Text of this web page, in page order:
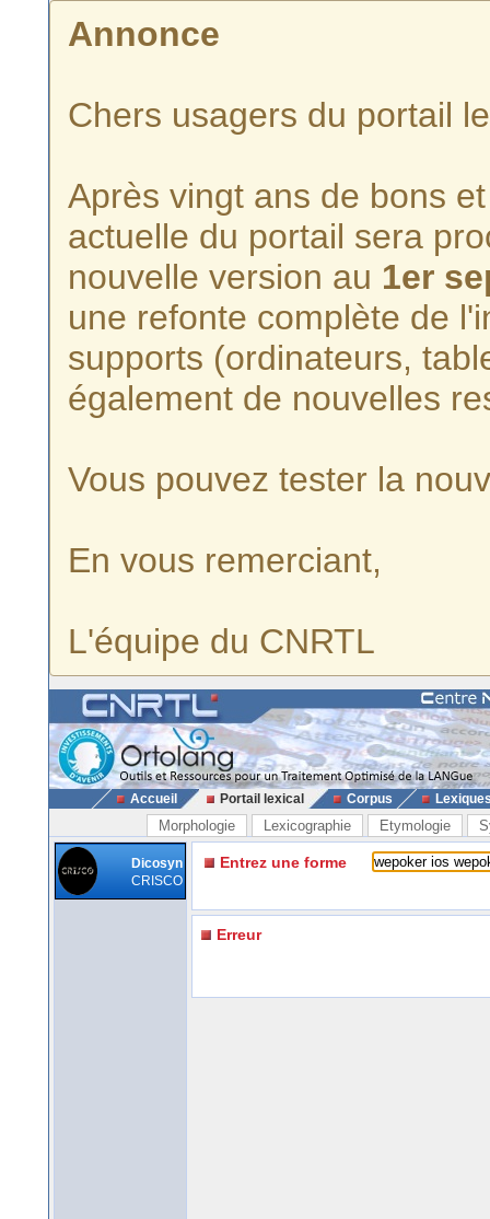
Annonce
Chers usagers du portail
Après vingt ans de bons
actuelle du portail sera
nouvelle version au 1er
une refonte complète de
supports (ordinateurs,
également de nouvelles
Vous pouvez tester la
En vous remerciant,
L'équipe du CNRTL
Accueil Portail lexical Corpus
Morphologie Lexicographie Etymologie
Dicosyn
CRISCO
Entrez une forme
Erreur